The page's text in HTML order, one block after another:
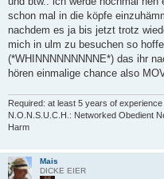
schon mal in die köpfe
nachdem es ja bis jetzt trotz
mich in ulm zu besuchen so
(*WHINNNNNNNNNE*) das ihr
hören einmalige chance also
Required: at least 5 years of
N.O.N.S.U.C.H.: Networked Obedient
Harm
Mais
DICKE EIER